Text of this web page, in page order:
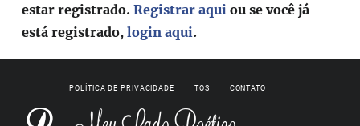
estar registrado.Registrar aqui ou se você já
está registrado,login aqui.
POLÍTICA DE PRIVACIDADE TOS CONTATO